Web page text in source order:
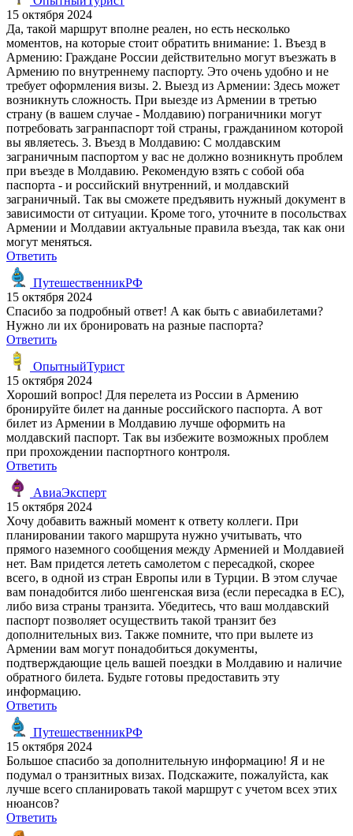
15 октября 2024
Да, такой маршрут вполне реален, но есть несколько
моментов, на которые стоит обратить внимание: 1. Въезд в
Армению: Граждане России действительно могут въезжать в
Армению по внутреннему паспорту. Это очень удобно и не
требует оформления визы. 2. Выезд из Армении: Здесь может
возникнуть сложность. При выезде из Армении в третью
страну (в вашем случае - Молдавию) пограничники могут
потребовать загранпаспорт той страны, гражданином которой
вы являетесь. 3. Въезд в Молдавию: С молдавским
заграничным паспортом у вас не должно возникнуть проблем
при въезде в Молдавию. Рекомендую взять с собой оба
паспорта - и российский внутренний, и молдавский
заграничный. Так вы сможете предъявить нужный документ в
зависимости от ситуации. Кроме того, уточните в посольствах
Армении и Молдавии актуальные правила въезда, так как они
могут меняться.
Ответить
ПутешественникРФ
15 октября 2024
Спасибо за подробный ответ! А как быть с авиабилетами?
Нужно ли их бронировать на разные паспорта?
Ответить
ОпытныйТурист
15 октября 2024
Хороший вопрос! Для перелета из России в Армению
бронируйте билет на данные российского паспорта. А вот
билет из Армении в Молдавию лучше оформить на
молдавский паспорт. Так вы избежите возможных проблем
при прохождении паспортного контроля.
Ответить
АвиаЭксперт
15 октября 2024
Хочу добавить важный момент к ответу коллеги. При
планировании такого маршрута нужно учитывать, что
прямого наземного сообщения между Арменией и Молдавией
нет. Вам придется лететь самолетом с пересадкой, скорее
всего, в одной из стран Европы или в Турции. В этом случае
вам понадобится либо шенгенская виза (если пересадка в ЕС),
либо виза страны транзита. Убедитесь, что ваш молдавский
паспорт позволяет осуществить такой транзит без
дополнительных виз. Также помните, что при вылете из
Армении вам могут понадобиться документы,
подтверждающие цель вашей поездки в Молдавию и наличие
обратного билета. Будьте готовы предоставить эту
информацию.
Ответить
ПутешественникРФ
15 октября 2024
Большое спасибо за дополнительную информацию! Я и не
подумал о транзитных визах. Подскажите, пожалуйста, как
лучше всего спланировать такой маршрут с учетом всех этих
нюансов?
Ответить